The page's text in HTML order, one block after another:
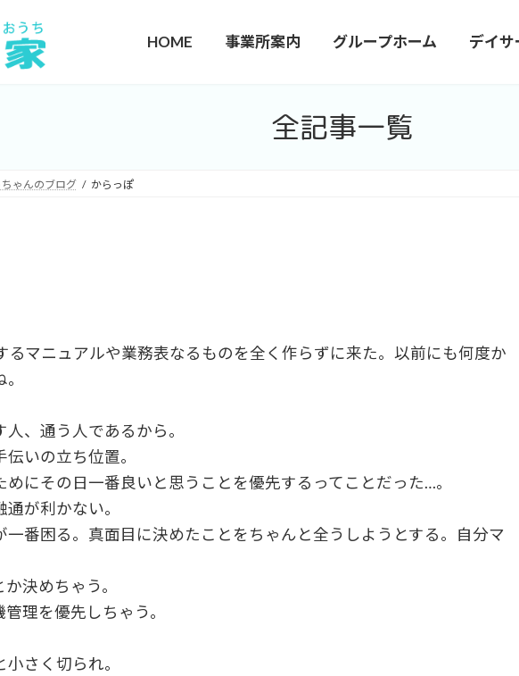
HOME 事業所案内 グループホーム デイサ
全記事一覧
ちゃんのブログ からっぽ
るマニュアルや業務表なるものを全く作らずに来た。以前にも何度か
、通う人であるから。
いの立ち位置。
にその日一番良いと思うことを優先するってことだった…。
が利かない。
一番困る。真面目に決めたことをちゃんと全うしようとする。自分マ
決めちゃう。
理を優先しちゃう。
さく切られ。